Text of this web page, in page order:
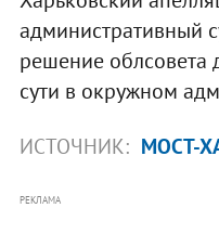
административный
решение облсовета
сути в окружном
ИСТОЧНИК: МОСТ-
РЕКЛАМА